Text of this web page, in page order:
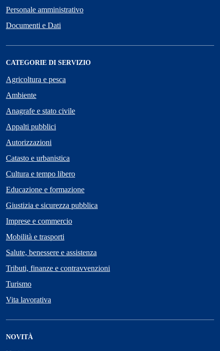
Personale amministrativo
Documenti e Dati
CATEGORIE DI SERVIZIO
Agricoltura e pesca
Ambiente
Anagrafe e stato civile
Appalti pubblici
Autorizzazioni
Catasto e urbanistica
Cultura e tempo libero
Educazione e formazione
Giustizia e sicurezza pubblica
Imprese e commercio
Mobilità e trasporti
Salute, benessere e assistenza
Tributi, finanze e contravvenzioni
Turismo
Vita lavorativa
NOVITÀ